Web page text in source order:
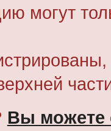
могут
Вы можете